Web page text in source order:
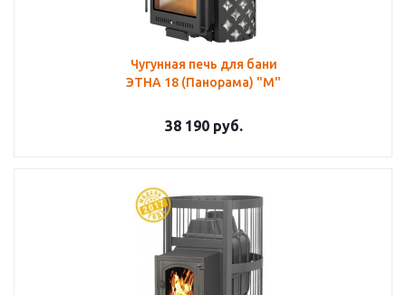
Чугунная печь для бани
ЭТНА 18 (Панорама) "М"
38 190руб.